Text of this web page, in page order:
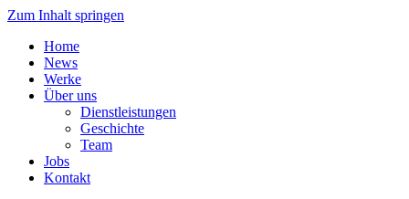
Zum Inhalt springen
Home
News
Werke
Über uns
Dienstleistungen
Geschichte
Team
Jobs
Kontakt